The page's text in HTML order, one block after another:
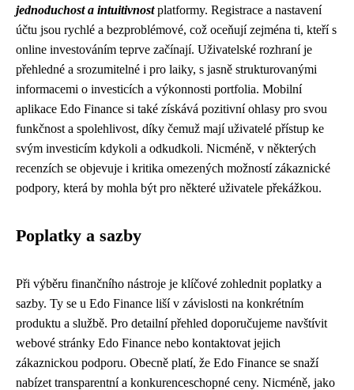
jednoduchost a intuitivnostplatformy. Registrace a nastavení
účtu jsou rychlé a bezproblémové, což oceňují zejména ti, kteří s
online investováním teprve začínají. Uživatelské rozhraní je
přehledné a srozumitelné i pro laiky, s jasně strukturovanými
informacemi o investicích a výkonnosti portfolia. Mobilní
aplikace Edo Finance si také získává pozitivní ohlasy pro svou
funkčnost a spolehlivost, díky čemuž mají uživatelé přístup ke
svým investicím kdykoli a odkudkoli. Nicméně, v některých
recenzích se objevuje i kritika omezených možností zákaznické
podpory, která by mohla být pro některé uživatele překážkou.
Poplatky a sazby
Při výběru finančního nástroje je klíčové zohlednit poplatky a
sazby. Ty se u Edo Finance liší v závislosti na konkrétním
produktu a službě. Pro detailní přehled doporučujeme navštívit
webové stránky Edo Finance nebo kontaktovat jejich
zákaznickou podporu. Obecně platí, že Edo Finance se snaží
nabízet transparentní a konkurenceschopné ceny. Nicméně, jako